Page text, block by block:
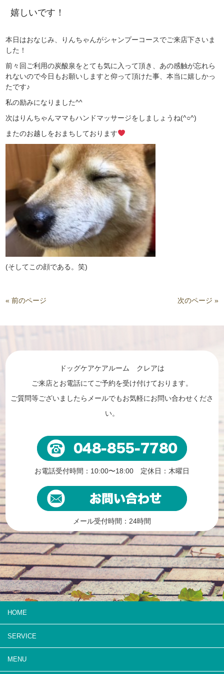
嬉しいです！
本日はおなじみ、りんちゃんがシャンプーコースでご来店下さいま
した！
前々回ご利用の炭酸泉をとても気に入って頂き、あの感触が忘れら
れないので今日もお願いしますと仰って頂けた事、本当に嬉しかっ
たです♪
私の励みになりました^^
次はりんちゃんママもハンドマッサージをしましょうね(^○^)
またのお越しをおまちしております
(そしてこの顔である。笑)
« 前のページ 次のページ »
ドッグケアケアルーム クレアは
ご来店とお電話にてご予約を受け付けております。
ご質問等ございましたらメールでもお気軽にお問い合わせくださ
い。
お電話受付時間：10:00〜18:00 定休日：木曜日
メール受付時間：24時間
HOME
SERVICE
MENU